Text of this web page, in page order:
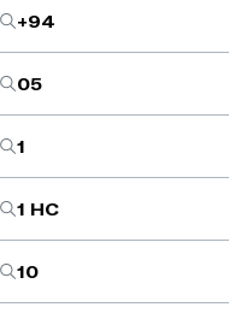
+94
05
1
1 HC
10